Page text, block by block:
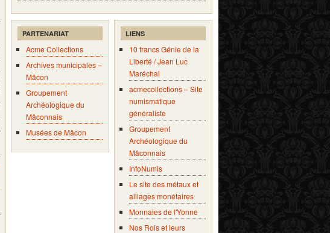
PARTENARIAT
Acme Collections
Archives municipales –
Mâcon
Groupement
Archéologique du
Mâconnais
Musées de Mâcon
LIENS
10 francs Génie de la
Liberté / Jean Luc
Maréchal
acmecollections – Site
numismatique
généraliste
Groupement
Archéologique du
Mâconnais
InfoNumis
Le site des métaux et
alliages monétaires
Monnaies de l'Yonne
Nos Rois et leurs